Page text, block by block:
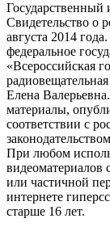
Государственный
Cвидетельство
августа 2014
федеральное
«Всероссийская
Елена
материалы,
соответствии с
При любом
видеоматериалов
или частичной
интернете
старше 16 лет.